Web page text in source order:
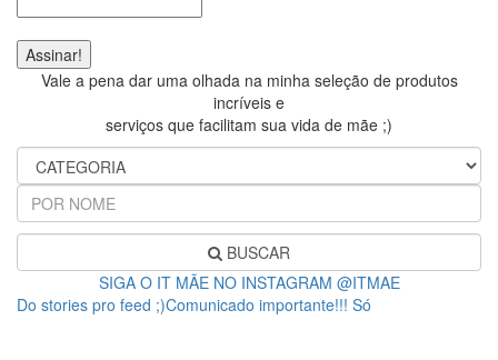
Vale a pena dar uma olhada na minha seleção de produtos
incríveis e
serviços que facilitam sua vida de mãe ;)
BUSCAR
SIGA O IT MÃE NO INSTAGRAM @ITMAE
Do stories pro feed ;)Comunicado importante!!! Só